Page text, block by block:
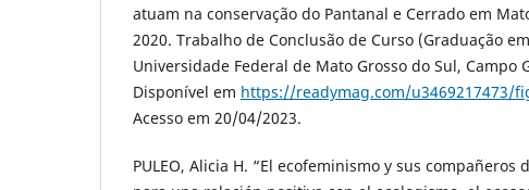
atuam na conservação do Pantanal e Cerrado em
2020. Trabalho de Conclusão de Curso (Graduação
Universidade Federal de Mato Grosso do Sul, Campo
Disponível em https://readymag.com/u3469217473/
Acesso em 20/04/2023.
PULEO, Alicia H. “El ecofeminismo y sus compañeros